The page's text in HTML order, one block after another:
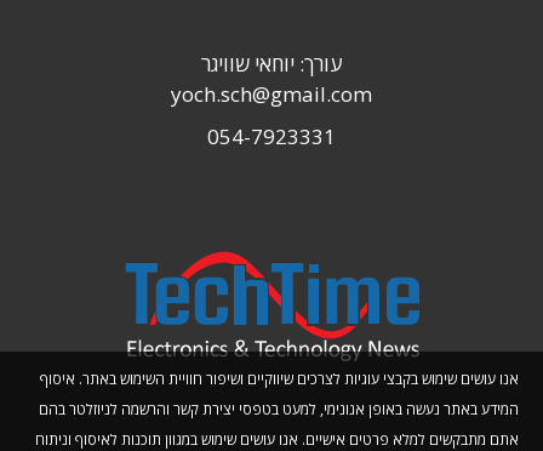
אנו עושים שימוש בקבצי עוגיות לצרכים שיווקיים ושיפור חוויית השימוש באתר. איסוף
המידע באתר נעשה באופן אנונימי, למעט בטפסי יצירת קשר והרשמה לניוזלטר בהם
אתם מתבקשים למלא פרטים אישיים. אנו עושים שימוש במגוון תוכנות לאיסוף וניתוח
עורך: יוחאי שוויגר
yoch.sch@gmail.com
054-7923331